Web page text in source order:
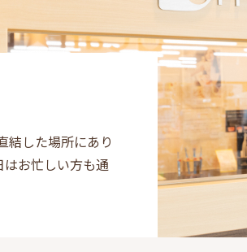
結した場所にあり
お忙しい方も通